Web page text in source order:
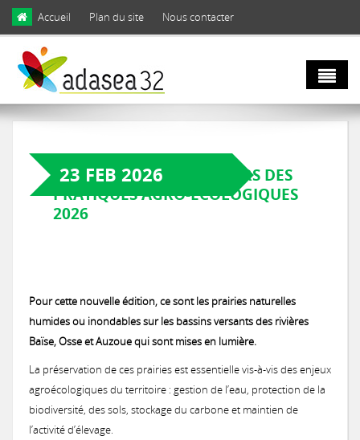
Skip to main content
Accueil Plan du site Nous contacter
Qui sommes
nous ?
Domaines d'activités
Notre engagement
Notre gouvernance
Vie associative
Natura 2000
Les facettes de la biodiversité gersoise
Milieux secs du Gers
LIFE Coteaux Gascons
Natura2000
Actions menées
écologie
Concours des pratiques agro-écologiques
Prairies lauréates
Mesures agri-environnementales
Urbanisme
Notre démarche
Zones humides
23 FEB 2026
OUVERTURE DU CONCOURS DES
PRATIQUES AGRO-ÉCOLOGIQUES
2026
Pour cette nouvelle édition, ce sont les prairies naturelles
humides ou inondables sur les bassins versants des rivières
Baïse, Osse et Auzoue qui sont mises en lumière.
La préservation de ces prairies est essentielle vis-à-vis des enjeux
agroécologiques du territoire : gestion de l’eau, protection de la
biodiversité, des sols, stockage du carbone et maintien de
l’activité d’élevage.